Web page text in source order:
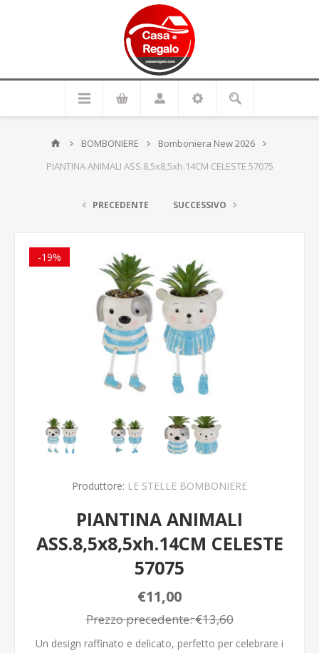
BOMBONIERE
Bomboniera New 2026
PIANTINA ANIMALI ASS.8,5x8,5xh.14CM CELESTE 57075
PRECEDENTE SUCCESSIVO
-19%
Produttore: LE STELLE BOMBONIERE
PIANTINA ANIMALI
ASS.8,5x8,5xh.14CM CELESTE
57075
€11,00
Prezzo precedente:€13,60
Un design raffinato e delicato, perfetto per celebrare i